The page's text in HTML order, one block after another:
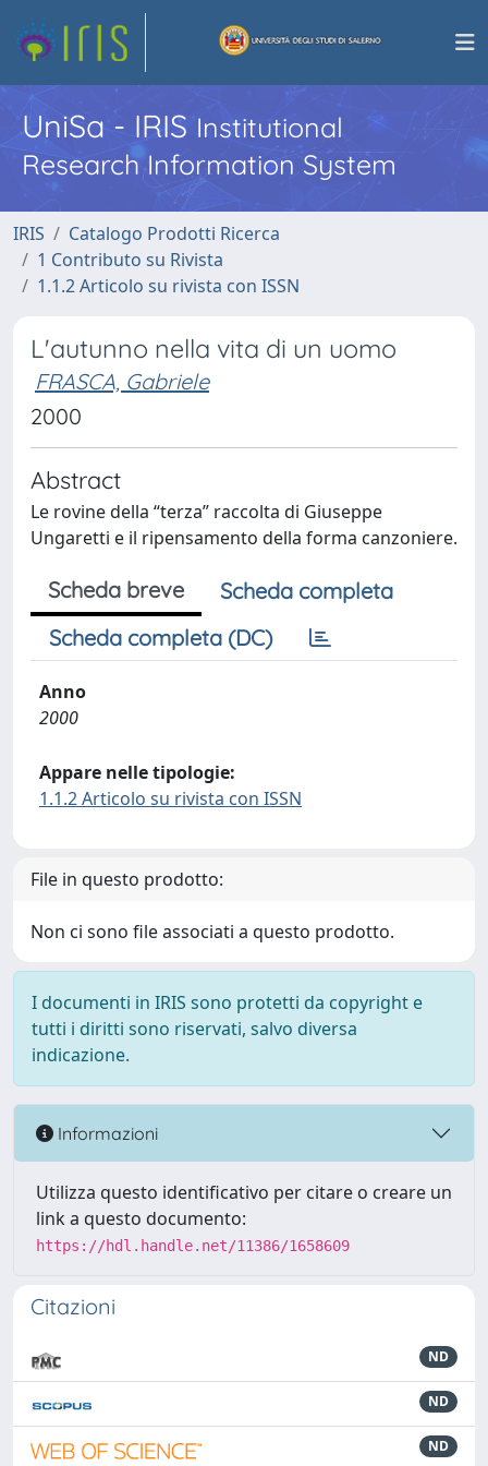
UniSa - IRISInstitutional
Research Information System
IRIS
Catalogo Prodotti Ricerca
1 Contributo su Rivista
1.1.2 Articolo su rivista con ISSN
L'autunno nella vita di un uomo
FRASCA, Gabriele
2000
Abstract
Le rovine della “terza” raccolta di Giuseppe
Ungaretti e il ripensamento della forma canzoniere.
Scheda breve
Scheda completa
Scheda completa (DC)
Anno
2000
Appare nelle tipologie:
1.1.2 Articolo su rivista con ISSN
File in questo prodotto:
Non ci sono file associati a questo prodotto.
I documenti in IRIS sono protetti da copyright e
tutti i diritti sono riservati, salvo diversa
indicazione.
Informazioni
Utilizza questo identificativo per citare o creare un
link a questo documento:
https://hdl.handle.net/11386/1658609
Citazioni
ND
ND
ND